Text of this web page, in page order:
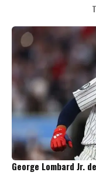
George Lombard Jr.